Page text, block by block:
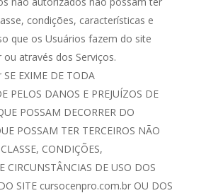
condições, características e
que os Usuários fazem do site
através dos Serviços.
EXIME DE TODA
PELOS DANOS E PREJUÍZOS DE
POSSAM DECORRER DO
POSSAM TER TERCEIROS NÃO
CONDIÇÕES,
CIRCUNSTÂNCIAS DE USO DOS
SITE cursocenpro.com.br OU DOS